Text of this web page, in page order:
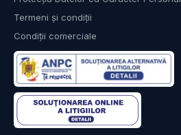
Termeni și condiții
Condiții comerciale